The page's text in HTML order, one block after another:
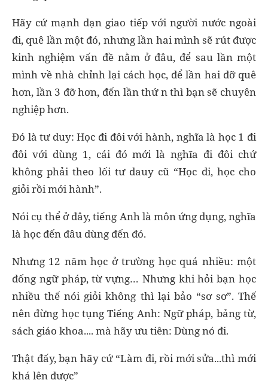
Hãy cứ mạnh dạn giao tiếp với người nước ngoài
đi, quê lần một đó, nhưng lần hai mình sẽ rút được
kinh nghiệm vấn đề nằm ở đâu, để sau lần một
mình về nhà chỉnh lại cách học, để lần hai đỡ quê
hơn, lần 3 đỡ hơn, đến lần thứ n thì bạn sẽ chuyên
nghiệp hơn.
Đó là tư duy: Học đi đôi với hành, nghĩa là học 1 đi
đôi với dùng 1, cái đó mới là nghĩa đi đôi chứ
không phải theo lối tư dauy cũ “Học đi, học cho
giỏi rồi mới hành”.
Nói cụ thể ở đây, tiếng Anh là môn ứng dụng, nghĩa
là học đến đâu dùng đến đó.
Nhưng 12 năm học ở trường học quá nhiều: một
đống ngữ pháp, từ vựng… Nhưng khi hỏi bạn học
nhiều thế nói giỏi không thì lại bảo “sơ sơ”. Thế
nên đừng học tụng Tiếng Anh: Ngữ pháp, bảng từ,
sách giáo khoa.... mà hãy ưu tiên: Dùng nó đi.
Thật đấy, bạn hãy cứ “Làm đi, rồi mới sửa...thì mới
khá lên được”